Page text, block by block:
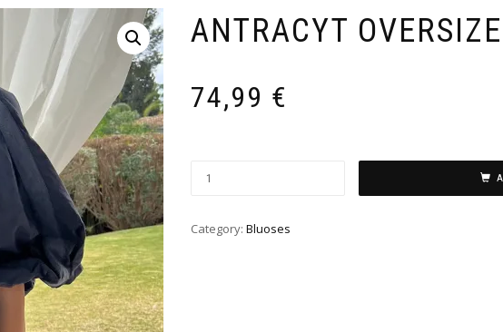
ANTRACYT
74,99 €
Category: Bluoses